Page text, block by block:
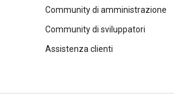
Community di amministrazione
Community di sviluppatori
Assistenza clienti